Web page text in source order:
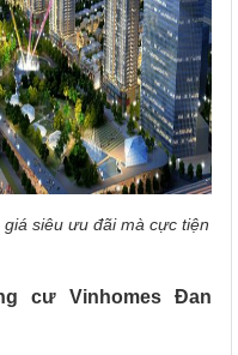
siêu ưu đãi mà cực tiện
cư Vinhomes Đan